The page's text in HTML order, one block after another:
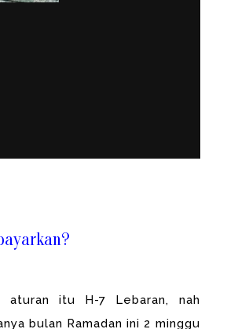
aturan itu H-7 Lebaran, nah
bulan Ramadan ini 2 minggu